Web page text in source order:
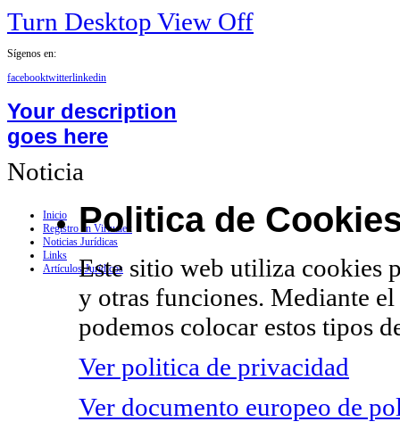
Turn Desktop View Off
Sígenos en:
facebooktwitterlinkedin
Your description
goes here
Inicio
Registro en Virtualex
Noticias Jurídicas
Links
Artículos Jurídicos
Noticia
Politica de
Este sitio web utiliza cookies
y otras funciones. Mediante
podemos colocar estos tipos
Ver politica de privacidad
Ver documento europeo de